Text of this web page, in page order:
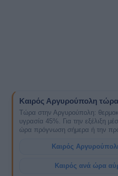
Καιρός Αργυρούπολη
Τώρα στην Αργυρούπολη:
υγρασία 45%. Για την εξέλιξη
ώρα πρόγνωση σήμερα ή την
Καιρός
Καιρός ανά ώρα